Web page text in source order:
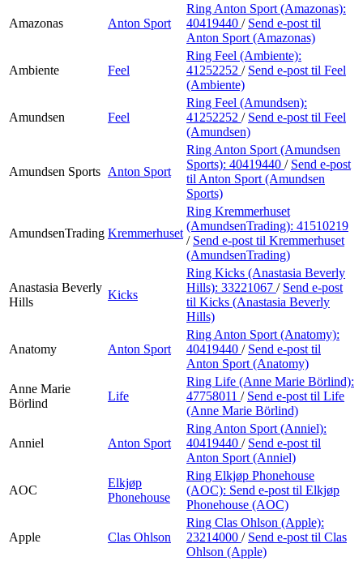
Amazonas Anton Sport
Ring Anton Sport (Amazonas):
40419440 / Send e-post til
Anton Sport (Amazonas)
Ambiente Feel
Ring Feel (Ambiente):
41252252 / Send e-post til Feel
(Ambiente)
Amundsen Feel
Ring Feel (Amundsen):
41252252 / Send e-post til Feel
(Amundsen)
Amundsen Sports Anton Sport
Ring Anton Sport (Amundsen
Sports): 40419440 / Send e-post
til Anton Sport (Amundsen
Sports)
AmundsenTrading Kremmerhuset
Ring Kremmerhuset
(AmundsenTrading): 41510219
/ Send e-post til Kremmerhuset
(AmundsenTrading)
Anastasia Beverly
Hills
Kicks
Ring Kicks (Anastasia Beverly
Hills): 33221067 / Send e-post
til Kicks (Anastasia Beverly
Hills)
Anatomy Anton Sport
Ring Anton Sport (Anatomy):
40419440 / Send e-post til
Anton Sport (Anatomy)
Anne Marie
Börlind
Life
Ring Life (Anne Marie Börlind):
47758011 / Send e-post til Life
(Anne Marie Börlind)
Anniel Anton Sport
Ring Anton Sport (Anniel):
40419440 / Send e-post til
Anton Sport (Anniel)
AOC
Elkjøp
Phonehouse
Ring Elkjøp Phonehouse
(AOC): Send e-post til Elkjøp
Phonehouse (AOC)
Apple Clas Ohlson
Ring Clas Ohlson (Apple):
23214000 / Send e-post til Clas
Ohlson (Apple)